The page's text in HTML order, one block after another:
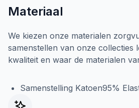
Materiaal
We kiezen onze materialen
samenstellen van onze collecties
kwaliteit en waar de materialen
Samenstelling Katoen95%